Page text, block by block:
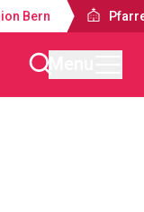
Bern